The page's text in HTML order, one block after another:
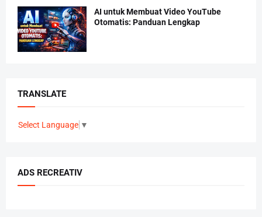
AI untuk Membuat Video YouTube
Otomatis: Panduan Lengkap
TRANSLATE
Select Language ▼
ADS RECREATIV